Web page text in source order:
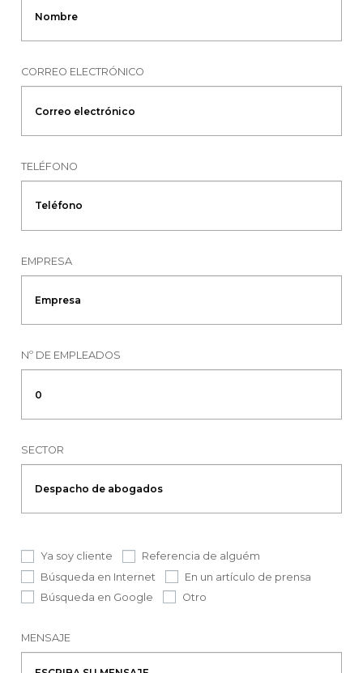
CORREO ELECTRÓNICO
TELÉFONO
EMPRESA
Nº DE EMPLEADOS
SECTOR
Ya soy cliente
Referencia de alguém
Búsqueda en Internet
En un artículo de prensa
Búsqueda en Google
Otro
MENSAJE